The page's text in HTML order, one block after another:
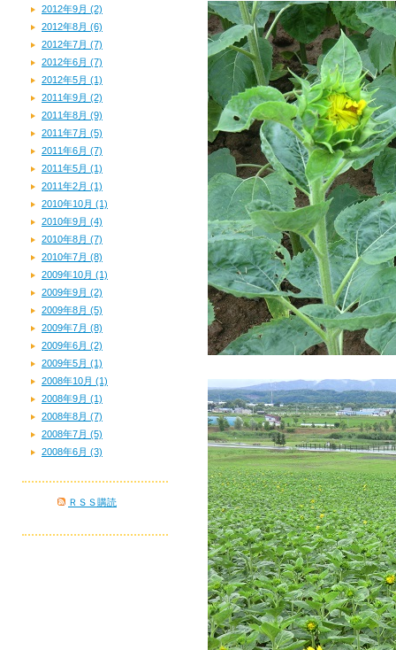
2012年9月 (2)
2012年8月 (6)
2012年7月 (7)
2012年6月 (7)
2012年5月 (1)
2011年9月 (2)
2011年8月 (9)
2011年7月 (5)
2011年6月 (7)
2011年5月 (1)
2011年2月 (1)
2010年10月 (1)
2010年9月 (4)
2010年8月 (7)
2010年7月 (8)
2009年10月 (1)
2009年9月 (2)
2009年8月 (5)
2009年7月 (8)
2009年6月 (2)
2009年5月 (1)
2008年10月 (1)
2008年9月 (1)
2008年8月 (7)
2008年7月 (5)
2008年6月 (3)
ＲＳＳ購読